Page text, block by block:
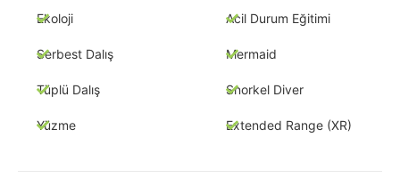
Ekoloji Acil Durum Eğitimi
Serbest Dalış Mermaid
Tüplü Dalış Snorkel Diver
Yüzme Extended Range (XR)